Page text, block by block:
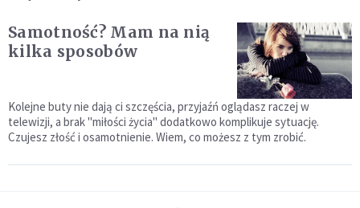
Samotność? Mam na nią
kilka sposobów
Kolejne buty nie dają ci szczęścia, przyjaźń oglądasz raczej w
telewizji, a brak "miłości życia" dodatkowo komplikuje sytuację.
Czujesz złość i osamotnienie. Wiem, co możesz z tym zrobić.